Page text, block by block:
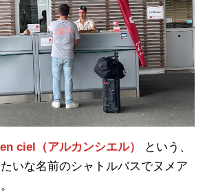
ciel（アルカンシエル）
という、
いな名前のシャトルバスでヌメア